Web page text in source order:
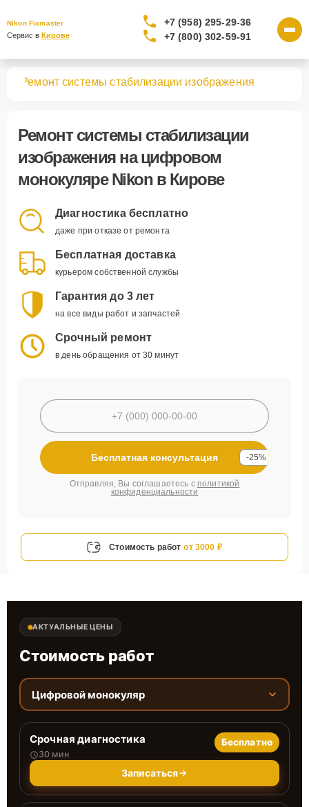
Nikon Fixmaster
Сервис в Кирове
+7 (958) 295-29-36
+7 (800) 302-59-91
Ремонт системы стабилизации изображения
Ремонт системы стабилизации
изображенияна цифровом
монокуляре Nikon в Кирове
Диагностика бесплатно
даже при отказе от ремонта
Бесплатная доставка
курьером собственной службы
Гарантия до 3 лет
на все виды работ и запчастей
Срочный ремонт
в день обращения от 30 минут
Бесплатная консультация -25%
Отправляя, Вы соглашаетесь с политикой
конфиденциальности
Стоимость работ от 3000 ₽
АКТУАЛЬНЫЕ ЦЕНЫ
Стоимость работ
Цифровой монокуляр
Срочная диагностика
30 мин
Бесплатно
Записаться